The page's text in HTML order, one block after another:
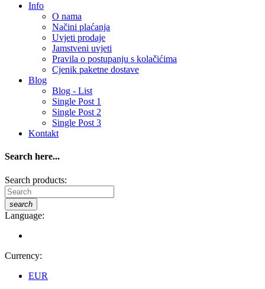
Info
O nama
Načini plaćanja
Uvjeti prodaje
Jamstveni uvjeti
Pravila o postupanju s kolačićima
Cjenik paketne dostave
Blog
Blog - List
Single Post 1
Single Post 2
Single Post 3
Kontakt
Search here...
Search products:
search
Language:
Currency:
EUR